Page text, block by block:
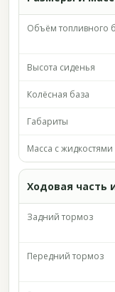
Объём топливного
Высота сиденья
Колёсная база
Габариты
Масса с жидкостями
Ходовая часть
Задний тормоз
Передний тормоз